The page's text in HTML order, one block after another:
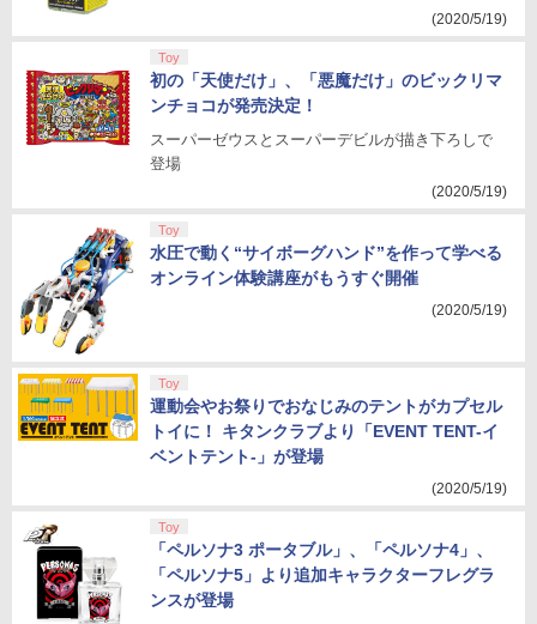
(2020/5/19)
Toy
初の「天使だけ」、「悪魔だけ」のビックリマ
ンチョコが発売決定！
スーパーゼウスとスーパーデビルが描き下ろしで
登場
(2020/5/19)
Toy
水圧で動く“サイボーグハンド”を作って学べる
オンライン体験講座がもうすぐ開催
(2020/5/19)
Toy
運動会やお祭りでおなじみのテントがカプセル
トイに！ キタンクラブより「EVENT TENT-イ
ベントテント-」が登場
(2020/5/19)
Toy
「ペルソナ3 ポータブル」、「ペルソナ4」、
「ペルソナ5」より追加キャラクターフレグラ
ンスが登場